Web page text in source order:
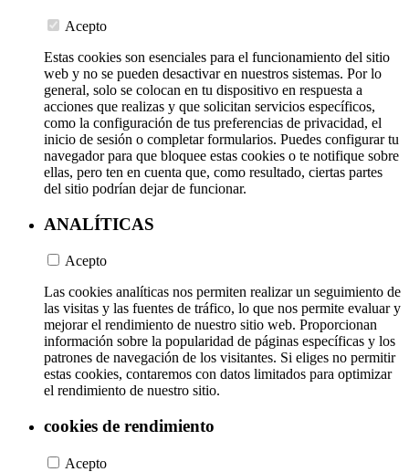
Acepto
Estas cookies son esenciales para el funcionamiento del sitio
web y no se pueden desactivar en nuestros sistemas. Por lo
general, solo se colocan en tu dispositivo en respuesta a
acciones que realizas y que solicitan servicios específicos,
como la configuración de tus preferencias de privacidad, el
inicio de sesión o completar formularios. Puedes configurar tu
navegador para que bloquee estas cookies o te notifique sobre
ellas, pero ten en cuenta que, como resultado, ciertas partes
del sitio podrían dejar de funcionar.
ANALÍTICAS
Acepto
Las cookies analíticas nos permiten realizar un seguimiento de
las visitas y las fuentes de tráfico, lo que nos permite evaluar y
mejorar el rendimiento de nuestro sitio web. Proporcionan
información sobre la popularidad de páginas específicas y los
patrones de navegación de los visitantes. Si eliges no permitir
estas cookies, contaremos con datos limitados para optimizar
el rendimiento de nuestro sitio.
cookies de rendimiento
Acepto